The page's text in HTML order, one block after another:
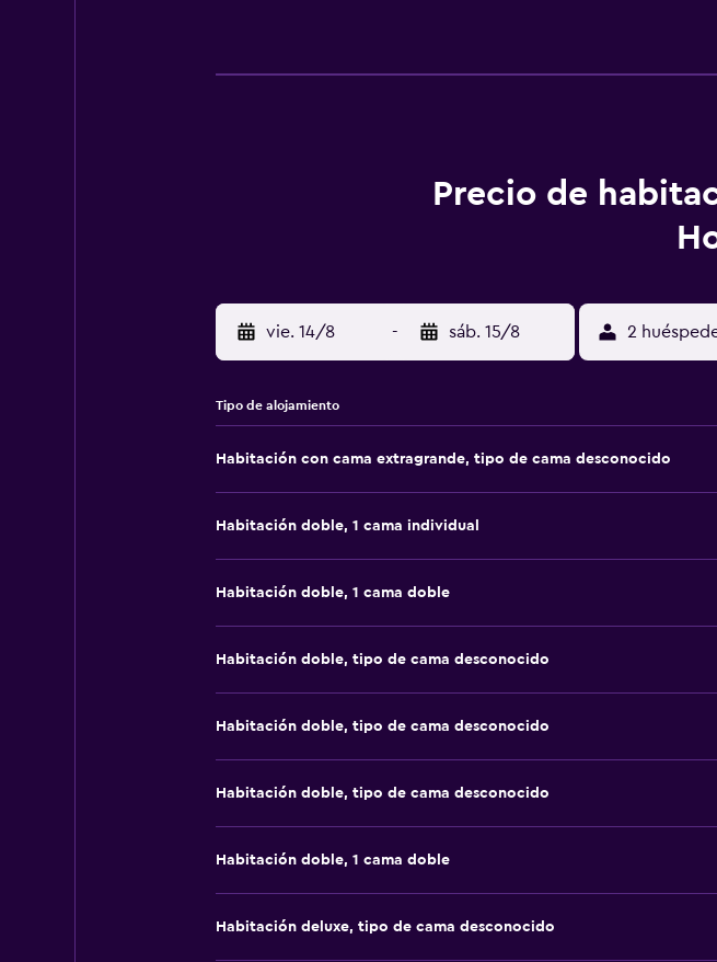
Precio de
vie. 14/8 - sáb. 15/8 2
Tipo de alojamiento
Habitación con cama extragrande, tipo de cama desconocido
Habitación doble, 1 cama individual
Habitación doble, 1 cama doble
Habitación doble, tipo de cama desconocido
Habitación doble, tipo de cama desconocido
Habitación doble, tipo de cama desconocido
Habitación doble, 1 cama doble
Habitación deluxe, tipo de cama desconocido